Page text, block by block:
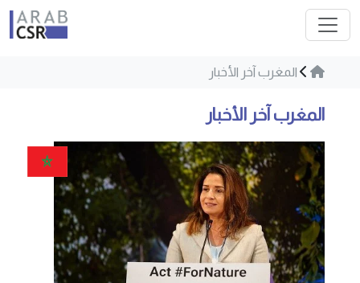
المغرب آخر الأخبار
المغرب آخر الأخبار